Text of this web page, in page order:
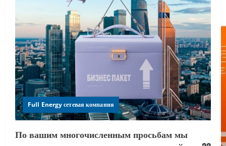
Full Energy сетевая компания
По вашим многочисленным просьбам мы